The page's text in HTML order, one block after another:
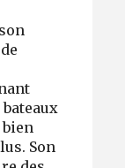
bateaux
Son